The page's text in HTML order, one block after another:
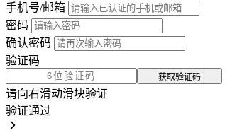
手机号/邮箱
密码
确认密码
验证码
获取验证码
请向右滑动滑块验证
验证通过